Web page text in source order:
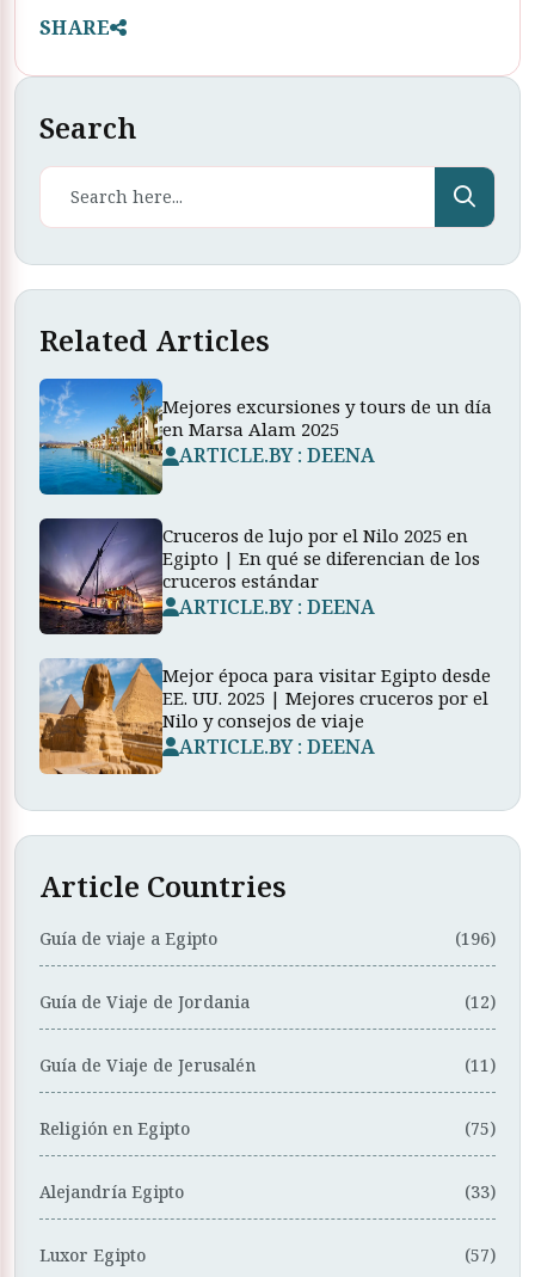
SHARE
Search
Related Articles
Mejores excursiones y tours de un día
en Marsa Alam 2025
ARTICLE.BY : DEENA
Cruceros de lujo por el Nilo 2025 en
Egipto | En qué se diferencian de los
cruceros estándar
ARTICLE.BY : DEENA
Mejor época para visitar Egipto desde
EE. UU. 2025 | Mejores cruceros por el
Nilo y consejos de viaje
ARTICLE.BY : DEENA
Article Countries
Guía de viaje a Egipto (196)
Guía de Viaje de Jordania (12)
Guía de Viaje de Jerusalén (11)
Religión en Egipto (75)
Alejandría Egipto (33)
Luxor Egipto (57)